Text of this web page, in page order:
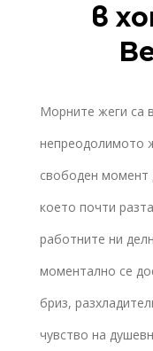
в
Морните жеги са
непреодолимото
свободен момент
което почти
работните ни
моментално се
бриз,
чувство на